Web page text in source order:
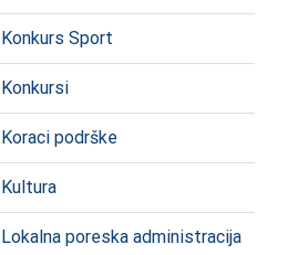
Konkurs Sport
Konkursi
Koraci podrške
Kultura
Lokalna poreska administracija